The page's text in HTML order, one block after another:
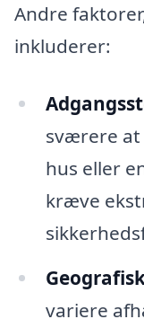
Andre
inkluderer:
sværere at
hus eller
kræve
variere